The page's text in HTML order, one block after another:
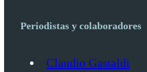
Periodistas y colaboradores
Claudio Gastaldi